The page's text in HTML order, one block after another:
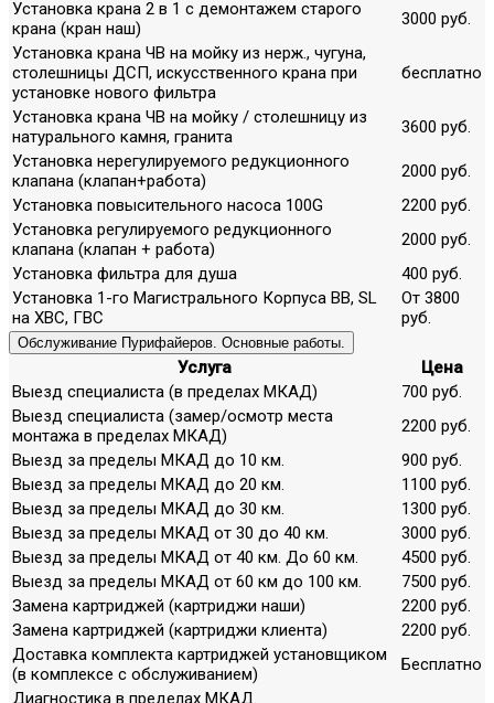
Установка крана 2 в 1 с демонтажем старого
крана (кран наш)
3000 руб.
Установка крана ЧВ на мойку из нерж., чугуна,
столешницы ДСП, искусственного крана при
установке нового фильтра
бесплатно
Установка крана ЧВ на мойку / столешницу из
натурального камня, гранита
3600 руб.
Установка нерегулируемого редукционного
клапана (клапан+работа)
2000 руб.
Установка повысительного насоса 100G
2200 руб.
Установка регулируемого редукционного
клапана (клапан + работа)
2000 руб.
Установка фильтра для душа
400 руб.
Установка 1-го Магистрального Корпуса ВВ, SL
на ХВС, ГВС
От 3800
руб.
Обслуживание Пурифайеров. Основные работы.
Услуга
Цена
Выезд специалиста (в пределах МКАД)
700 руб.
Выезд специалиста (замер/осмотр места
монтажа в пределах МКАД)
2200 руб.
Выезд за пределы МКАД до 10 км.
900 руб.
Выезд за пределы МКАД до 20 км.
1100 руб.
Выезд за пределы МКАД до 30 км.
1300 руб.
Выезд за пределы МКАД от 30 до 40 км.
3000 руб.
Выезд за пределы МКАД от 40 км. До 60 км.
4500 руб.
Выезд за пределы МКАД от 60 км до 100 км.
7500 руб.
Замена картриджей (картриджи наши)
2200 руб.
Замена картриджей (картриджи клиента)
2200 руб.
Доставка комплекта картриджей установщиком
(в комплексе с обслуживанием)
Бесплатно
Диагностика в пределах МКАД